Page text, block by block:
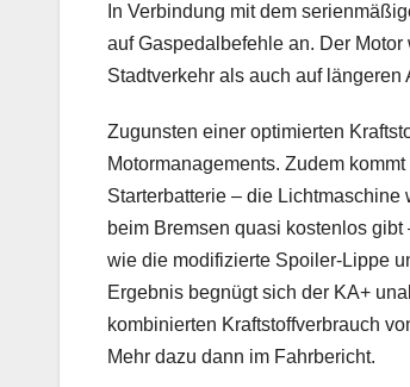
In Verbindung mit dem
auf Gaspedalbefehle an. Der
Stadtverkehr als auch auf
Zugunsten einer optimierten
Motormanagements. Zudem
Starterbatterie – die
beim Bremsen quasi kostenlos
wie die modifizierte Spoiler-Lippe
Ergebnis begnügt sich der KA+
kombinierten Kraftstoffverbrauch
Mehr dazu dann im Fahrbericht.